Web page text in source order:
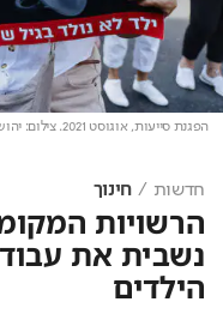
הפגנת סייעות, אוגוסט 2021 . צילום:
חדשות חינוך
הרשויות
נשבית את
הילדים